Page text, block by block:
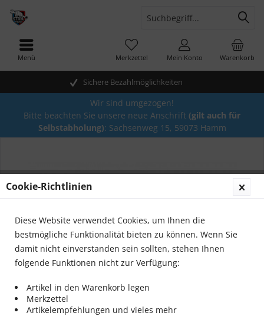
Sichere Bezahlmöglichkeiten
Warenkorb
Merkzettel Mein Konto
Menü
Wir sind umgezogen!
Bitte beachten Sie unsere neue Anschrift (gilt auch für
Selbstabholung): Sachsenweg 15, 59073 Hamm
Cookie-Richtlinien
Diese Website verwendet Cookies, um Ihnen die
bestmögliche Funktionalität bieten zu können. Wenn Sie
damit nicht einverstanden sein sollten, stehen Ihnen
folgende Funktionen nicht zur Verfügung:
Artikel in den Warenkorb legen
Merkzettel
Artikelempfehlungen und vieles mehr